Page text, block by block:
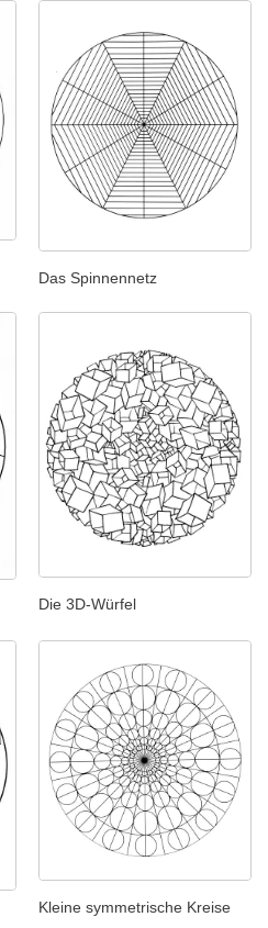
Das Spinnennetz
Die 3D-Würfel
Kleine symmetrische Kreise